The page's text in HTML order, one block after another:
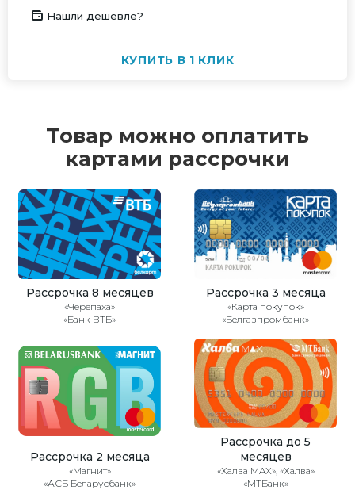
Нашли дешевле?
КУПИТЬ В 1 КЛИК
Товар можно оплатить
картами рассрочки
Рассрочка 8 месяцев
«Черепаха»
«Банк ВТБ»
Рассрочка 3 месяца
«Карта покупок»
«Белгазпромбанк»
Рассрочка 2 месяца
«Магнит»
«АСБ Беларусбанк»
Рассрочка до 5
месяцев
«Халва MAX», «Халва»
«МТБанк»